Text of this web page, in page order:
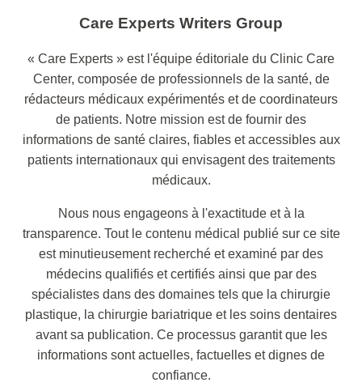
Care Experts Writers Group
« Care Experts » est l'équipe éditoriale du Clinic Care
Center, composée de professionnels de la santé, de
rédacteurs médicaux expérimentés et de coordinateurs
de patients. Notre mission est de fournir des
informations de santé claires, fiables et accessibles aux
patients internationaux qui envisagent des traitements
médicaux.
Nous nous engageons à l'exactitude et à la
transparence. Tout le contenu médical publié sur ce site
est minutieusement recherché et examiné par des
médecins qualifiés et certifiés ainsi que par des
spécialistes dans des domaines tels que la chirurgie
plastique, la chirurgie bariatrique et les soins dentaires
avant sa publication. Ce processus garantit que les
informations sont actuelles, factuelles et dignes de
confiance.